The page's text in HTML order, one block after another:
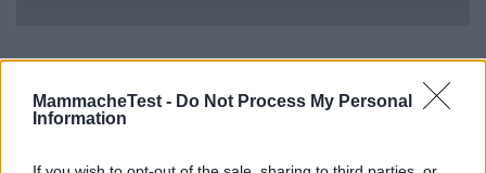
MammacheTest - Do Not Process My Personal
Information
Scopri anche